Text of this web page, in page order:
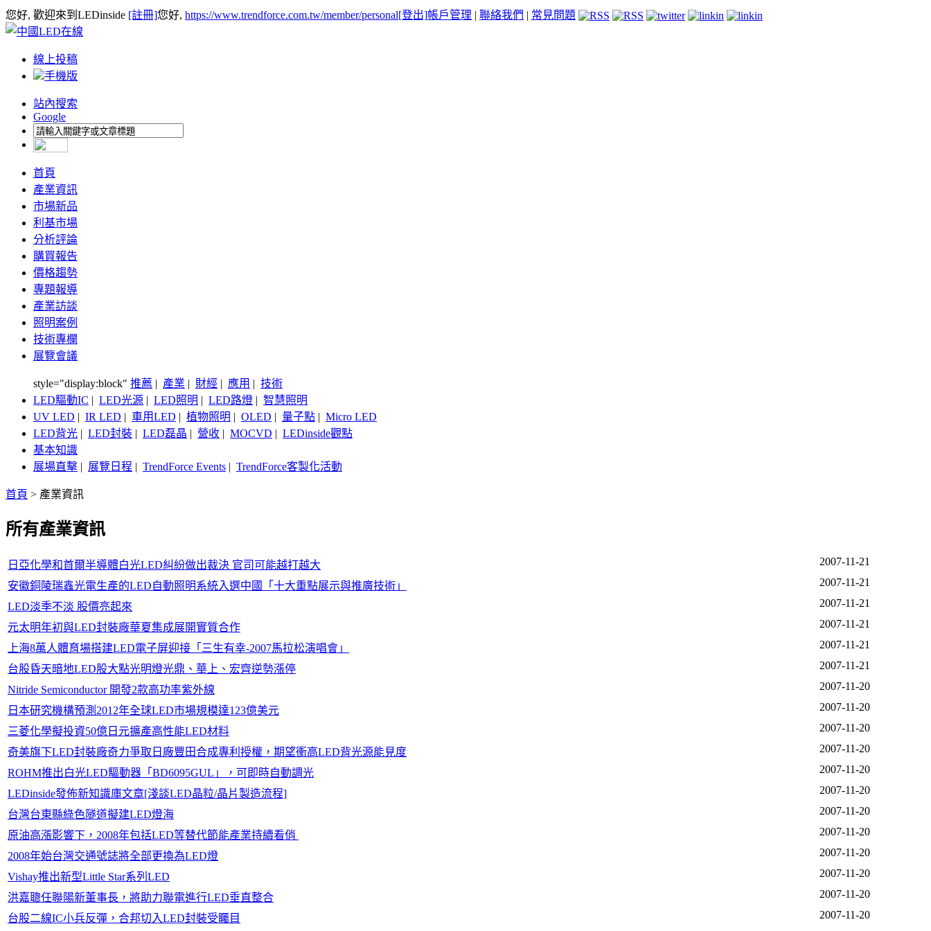
您好, 歡迎來到LEDinside [註冊]您好, https://www.trendforce.com.tw/member/personal[登出]帳戶管理 | 聯絡我們 | 常見問題
線上投稿
手機版
站內搜索
Google
首頁
產業資訊
市場新品
利基市場
分析評論
購買報告
價格趨勢
專題報導
產業訪談
照明案例
技術專欄
展覽會議
style="display:block" 推薦 | 產業 | 財經 | 應用 | 技術
LED驅動IC | LED光源 | LED照明 | LED路燈 | 智慧照明
UV LED | IR LED | 車用LED | 植物照明 | OLED | 量子點 | Micro LED
LED背光 | LED封裝 | LED磊晶 | 營收 | MOCVD | LEDinside觀點
基本知識
展場直擊 | 展覽日程 | TrendForce Events | TrendForce客製化活動
首頁 > 產業資訊
所有產業資訊
日亞化學和首爾半導體白光LED糾紛做出裁決 官司可能越打越大 2007-11-21
安徽銅陵瑞鑫光電生產的LED自動照明系統入選中國「十大重點展示與推廣技術」 2007-11-21
LED淡季不淡 股價亮起來 2007-11-21
元太明年初與LED封裝廠華夏集成展開實質合作 2007-11-21
上海8萬人體育場搭建LED電子屏迎接「三生有幸-2007馬拉松演唱會」 2007-11-21
台股昏天暗地LED股大點光明燈光鼎、華上、宏齊逆勢漲停 2007-11-21
Nitride Semiconductor 開發2款高功率紫外線 2007-11-20
日本研究機構預測2012年全球LED市場規模達123億美元 2007-11-20
三菱化學擬投資50億日元擴產高性能LED材料 2007-11-20
奇美旗下LED封裝廠奇力爭取日廠豐田合成專利授權，期望衝高LED背光源能見度 2007-11-20
ROHM推出白光LED驅動器「BD6095GUL」，可即時自動調光 2007-11-20
LEDinside發佈新知識庫文章[淺談LED晶粒/晶片製造流程] 2007-11-20
台灣台東縣綠色隧道擬建LED燈海 2007-11-20
原油高漲影響下，2008年包括LED等替代節能產業持續看俏 2007-11-20
2008年始台灣交通號誌將全部更換為LED燈 2007-11-20
Vishay推出新型Little Star系列LED 2007-11-20
洪嘉聰任聯陽新董事長，將助力聯電進行LED垂直整合 2007-11-20
台股二線IC小兵反彈，合邦切入LED封裝受矚目 2007-11-20